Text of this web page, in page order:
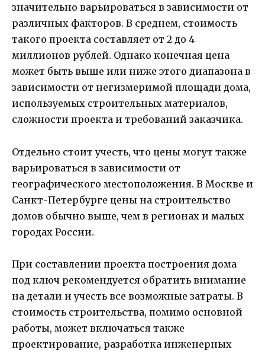
значительно варьироваться в зависимости от
различных факторов. В среднем, стоимость
такого проекта составляет от 2 до 4
миллионов рублей. Однако конечная цена
может быть выше или ниже этого диапазона в
зависимости от негизмеримой площади дома,
используемых строительных материалов,
сложности проекта и требований заказчика.
Отдельно стоит учесть, что цены могут также
варьироваться в зависимости от
географического местоположения. В Москве и
Санкт-Петербурге цены на строительство
домов обычно выше, чем в регионах и малых
городах России.
При составлении проекта построения дома
под ключ рекомендуется обратить внимание
на детали и учесть все возможные затраты. В
стоимость строительства, помимо основной
работы, может включаться также
проектирование, разработка инженерных